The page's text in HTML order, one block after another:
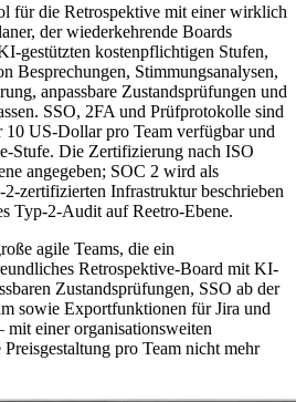
für die Retrospektive mit einer wirklich
der wiederkehrende Boards
gestützten kostenpflichtigen Stufen,
Besprechungen, Stimmungsanalysen,
anpassbare Zustandsprüfungen und
SSO, 2FA und Prüfprotokolle sind
10 US-Dollar pro Team verfügbar und
Stufe. Die Zertifizierung nach ISO
angegeben; SOC 2 wird als
zertifizierten Infrastruktur beschrieben
Typ-2-Audit auf Reetro-Ebene.
agile Teams, die ein
Retrospektive-Board mit KI-
Zustandsprüfungen, SSO ab der
sowie Exportfunktionen für Jira und
einer organisationsweiten
pro Team nicht mehr